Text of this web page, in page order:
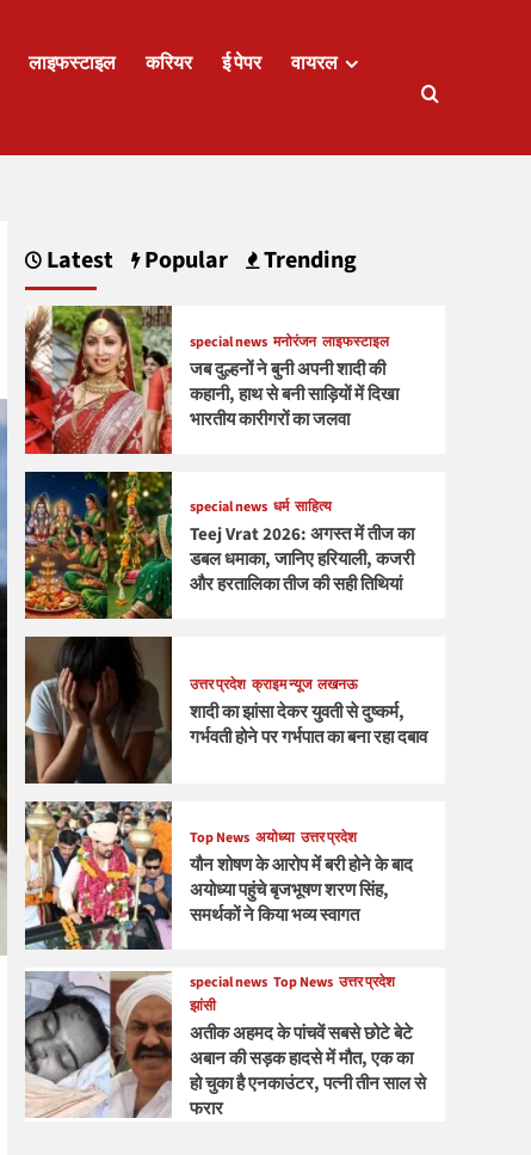
लाइफस्टाइल करियर ई पेपर वायरल
Latest Popular Trending
special news मनोरंजन लाइफस्टाइल
जब दुल्हनों ने बुनी अपनी शादी की
कहानी, हाथ से बनी साड़ियों में दिखा
भारतीय कारीगरों का जलवा
special news धर्म साहित्य
Teej Vrat 2026: अगस्त में तीज का
डबल धमाका, जानिए हरियाली, कजरी
और हरतालिका तीज की सही तिथियां
उत्तर प्रदेश क्राइम न्यूज लखनऊ
शादी का झांसा देकर युवती से दुष्कर्म,
गर्भवती होने पर गर्भपात का बना रहा दबाव
Top News अयोध्या उत्तर प्रदेश
यौन शोषण के आरोप में बरी होने के बाद
अयोध्या पहुंचे बृजभूषण शरण सिंह,
समर्थकों ने किया भव्य स्वागत
special news Top News उत्तर प्रदेश
झांसी
अतीक अहमद के पांचवें सबसे छोटे बेटे
अबान की सड़क हादसे में मौत, एक का
हो चुका है एनकाउंटर, पत्नी तीन साल से
फरार